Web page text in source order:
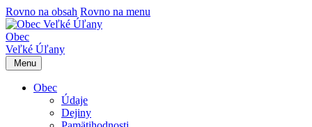
Rovno na obsah Rovno na menu
Obec
Veľké Úľany
Menu
Obec
Údaje
Dejiny